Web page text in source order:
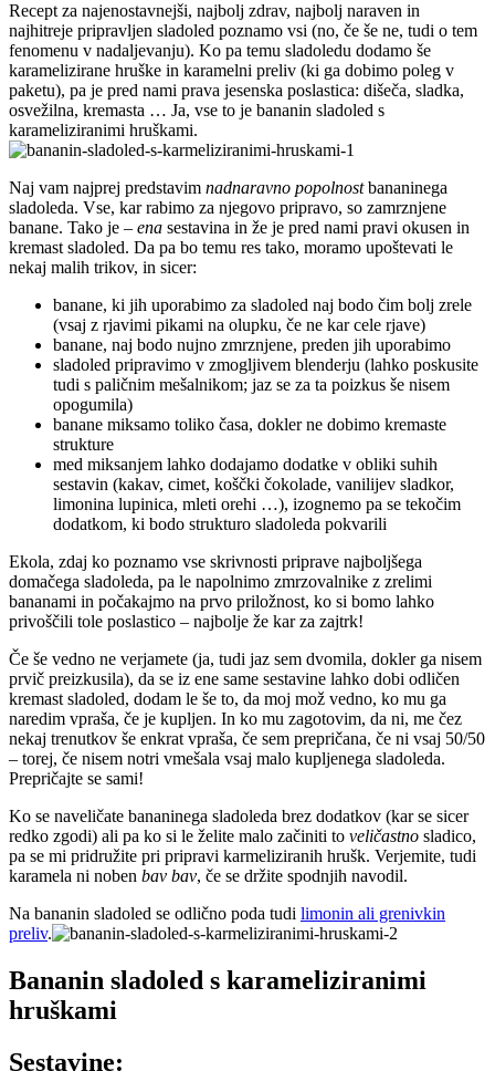
Recept za najenostavnejši, najbolj zdrav, najbolj naraven in
najhitreje pripravljen sladoled poznamo vsi (no, če še ne, tudi o tem
fenomenu v nadaljevanju). Ko pa temu sladoledu dodamo še
karamelizirane hruške in karamelni preliv (ki ga dobimo poleg v
paketu), pa je pred nami prava jesenska poslastica: dišeča, sladka,
osvežilna, kremasta … Ja, vse to je bananin sladoled s
karameliziranimi hruškami.
Naj vam najprej predstavim nadnaravno popolnostbananinega
sladoleda. Vse, kar rabimo za njegovo pripravo, so zamrznjene
banane. Tako je – ena sestavina in že je pred nami pravi okusen in
kremast sladoled. Da pa bo temu res tako, moramo upoštevati le
nekaj malih trikov, in sicer:
banane, ki jih uporabimo za sladoled naj bodo čim bolj zrele
(vsaj z rjavimi pikami na olupku, če ne kar cele rjave)
banane, naj bodo nujno zmrznjene, preden jih uporabimo
sladoled pripravimo v zmogljivem blenderju (lahko poskusite
tudi s paličnim mešalnikom; jaz se za ta poizkus še nisem
opogumila)
banane miksamo toliko časa, dokler ne dobimo kremaste
strukture
med miksanjem lahko dodajamo dodatke v obliki suhih
sestavin (kakav, cimet, koščki čokolade, vanilijev sladkor,
limonina lupinica, mleti orehi …), izognemo pa se tekočim
dodatkom, ki bodo strukturo sladoleda pokvarili
Ekola, zdaj ko poznamo vse skrivnosti priprave najboljšega
domačega sladoleda, pa le napolnimo zmrzovalnike z zrelimi
bananami in počakajmo na prvo priložnost, ko si bomo lahko
privoščili tole poslastico – najbolje že kar za zajtrk!
Če še vedno ne verjamete (ja, tudi jaz sem dvomila, dokler ga nisem
prvič preizkusila), da se iz ene same sestavine lahko dobi odličen
kremast sladoled, dodam le še to, da moj mož vedno, ko mu ga
naredim vpraša, če je kupljen. In ko mu zagotovim, da ni, me čez
nekaj trenutkov še enkrat vpraša, če sem prepričana, če ni vsaj 50/50
– torej, če nisem notri vmešala vsaj malo kupljenega sladoleda.
Prepričajte se sami!
Ko se naveličate bananinega sladoleda brez dodatkov (kar se sicer
redko zgodi) ali pa ko si le želite malo začiniti to veličastno sladico,
pa se mi pridružite pri pripravi karmeliziranih hrušk. Verjemite, tudi
karamela ni noben bav bav, če se držite spodnjih navodil.
Na bananin sladoled se odlično poda tudi limonin ali grenivkin
preliv.
Bananin sladoled s karameliziranimi
hruškami
Sestavine: